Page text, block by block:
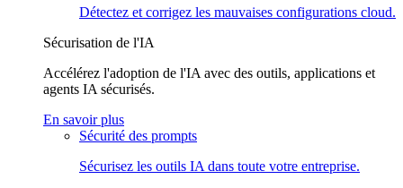
Détectez et corrigez les mauvaises configurations cloud.
Sécurisation de l'IA
Accélérez l'adoption de l'IA avec des outils, applications et
agents IA sécurisés.
En savoir plus
Sécurité des prompts
Sécurisez les outils IA dans toute votre entreprise.